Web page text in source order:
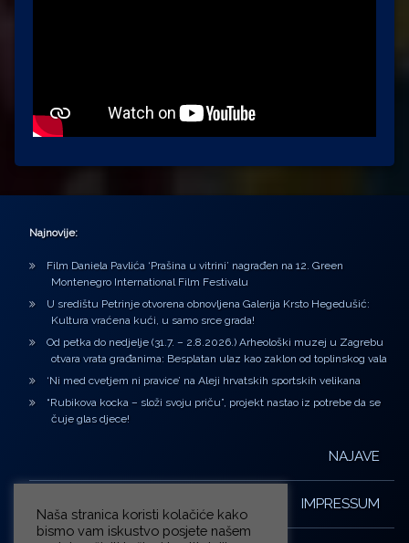
Najnovije:
Film Daniela Pavlića ‘Prašina u vitrini’ nagrađen na 12. Green
Montenegro International Film Festivalu
U središtu Petrinje otvorena obnovljena Galerija Krsto Hegedušić:
Kultura vraćena kući, u samo srce grada!
Od petka do nedjelje (31.7. – 2.8.2026.) Arheološki muzej u Zagrebu
otvara vrata građanima: Besplatan ulaz kao zaklon od toplinskog vala
‘Ni med cvetjem ni pravice’ na Aleji hrvatskih sportskih velikana
“Rubikova kocka – složi svoju priču”, projekt nastao iz potrebe da se
čuje glas djece!
NAJAVE
IMPRESSUM
Naša stranica koristi kolačiće kako
bismo vam iskustvo posjete našem